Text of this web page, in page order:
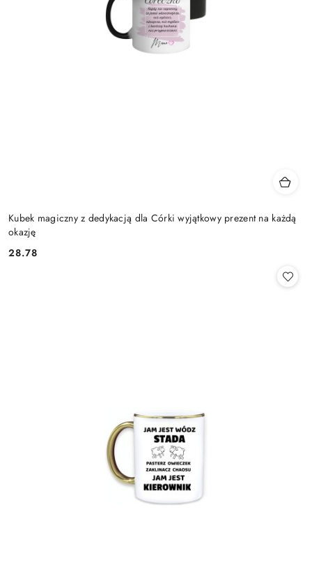
Kubek magiczny z dedykacją dla Córki wyjątkowy prezent na każdą
okazję
Cena:
28.78